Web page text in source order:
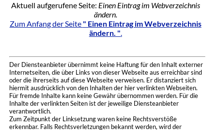
Aktuell aufgerufene Seite: Einen Eintrag im Webverzeichnis
ändern.
Zum Anfang der Seite " Einen Eintrag im Webverzeichnis
ändern. ".
Der Diensteanbieter übernimmt keine Haftung für den Inhalt externer
Internetseiten, die über Links von dieser Webseite aus erreichbar sind
oder die ihrerseits auf diese Webseite verweisen. Er distanziert sich
hiermit ausdrücklich von den Inhalten der hier verlinkten Webseiten.
Für fremde Inhalte kann keine Gewähr übernommen werden. Für die
Inhalte der verlinkten Seiten ist der jeweilige Diensteanbieter
verantwortlich.
Zum Zeitpunkt der Linksetzung waren keine Rechtsverstöße
erkennbar. Falls Rechtsverletzungen bekannt werden, wird der